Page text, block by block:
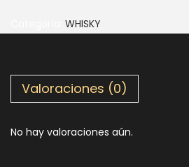
WHISKY
Valoraciones (0)
No hay valoraciones aún.